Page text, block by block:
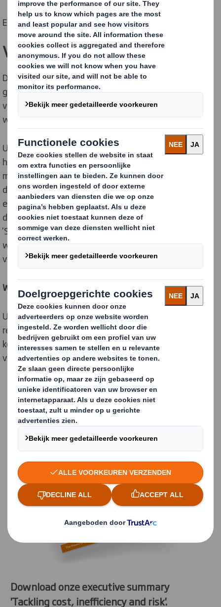
En het gaat nog verder.
Verminder Supply Chain kosten
Door te kijken naar de functie van de verpakking in uw
gehele supply chain (zowel intern als extern) kunnen
vaak aanzienlijke kostbesparingen gerealiseerd
worden.
U profiteert van minder magazijnruimte, minder
handling, minder schade, maar ook van een verhoogde
machinesnelheid en u haalt vrachtwagens van de weg
door een betere beladingsgraad. Niet één keer, maar
elke keer dat uw verpakkingen de supply cycle
doorlopen. Onze 'Packaging Strategists' noemen dit
'Supply Cycle Thinking', omdat de resultaten elke keer
worden bereikt, iedere keer dat uw product wordt
verpakt.
Wilt u meer weten?
Uit ons laatste onderzoek blijkt dat 56% van de
respondenten mogelijkheden ziet om de logistieke
kosten te verlagen door de juiste
verpakkingsspecificaties te gebruiken.
Verlaag uw supply
chain kosten
Download onze executive summary
'Tackling cost, inefficiency and risk'.